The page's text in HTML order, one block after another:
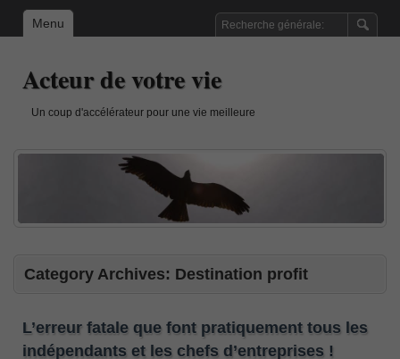
Menu
Acteur de votre vie
Un coup d'accélérateur pour une vie meilleure
Category Archives: Destination profit
L’erreur fatale que font pratiquement tous les
indépendants et les chefs d’entreprises !